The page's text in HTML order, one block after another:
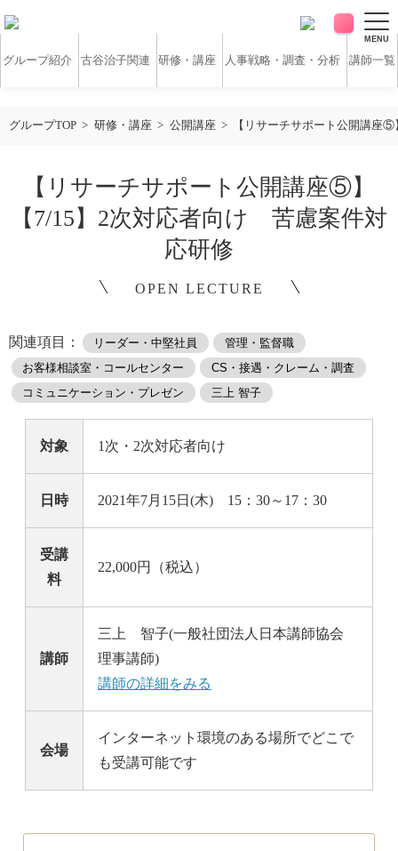
MENU
グループ紹介 古谷治子関連 研修・講座 人事戦略・調査・分析 講師一覧
アンケート・サーベイ ホワイトペーパー
無料研修動画 導入実績
アクセス
営業時間：平日9:30 ～ 18:30
お問い合わせ
グループTOP 研修・講座 公開講座 【リサーチサポート公開講座
【リサーチサポート公開講座⑤】
【7/15】2次対応者向け 苦慮案件対
応研修
OPEN LECTURE
関連項目： リーダー・中堅社員
管理・監督職
お客様相談室・コールセンター
CS・接遇・クレーム・調査
コミュニケーション・プレゼン
三上 智子
対象 1次・2次対応者向け
日時 2021年7月15日(木) 15：30～17：30
受講
料
22,000円（税込）
講師
三上 智子(一般社団法人日本講師協会
理事講師)
講師の詳細をみる
会場
インターネット環境のある場所でどこで
も受講可能です